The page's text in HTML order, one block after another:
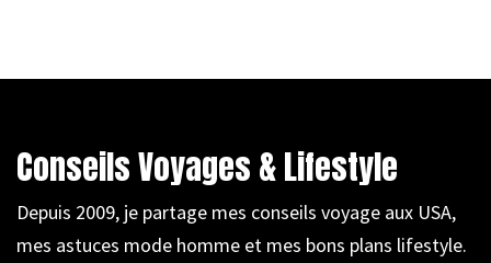
Conseils Voyages & Lifestyle
Depuis 2009, je partage mes conseils voyage aux USA,
mes astuces mode homme et mes bons plans lifestyle.